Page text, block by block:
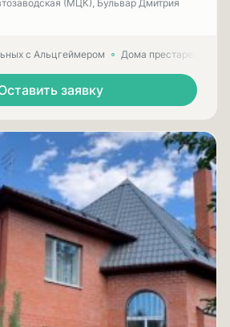
(МЦК), Бульвар Дмитрия
с Альцгеймером Дома престарелых
заявку